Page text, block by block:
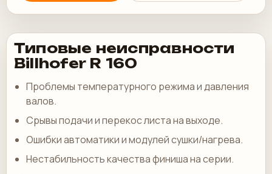
Типовые неисправности
Billhofer R 160
Проблемы температурного режима и давления
валов.
Срывы подачи и перекос листа на выходе.
Ошибки автоматики и модулей сушки/нагрева.
Нестабильность качества финиша на серии.